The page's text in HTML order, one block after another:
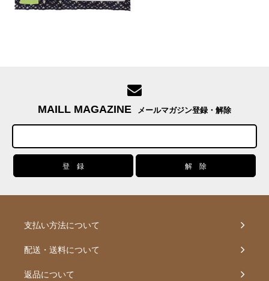
MAILL MAGAZINE メールマガジン登録・解除
支払い方法について
配送・送料について
返品について